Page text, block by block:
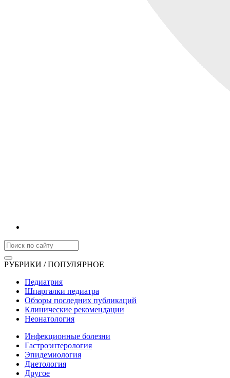
РУБРИКИ / ПОПУЛЯРНОЕ
Педиатрия
Шпаргалки педиатра
Обзоры последних публикаций
Клинические рекомендации
Неонатология
Инфекционные болезни
Гастроэнтерология
Эпидемиология
Диетология
Другое